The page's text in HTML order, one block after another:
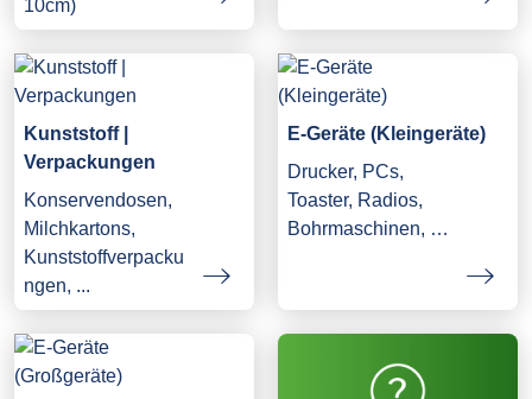
10cm)
Kunststoff |
Verpackungen
Konservendosen,
Milchkartons,
Kunststoffverpacku
ngen, ...
E-Geräte (Kleingeräte)
Drucker, PCs,
Toaster, Radios,
Bohrmaschinen, …